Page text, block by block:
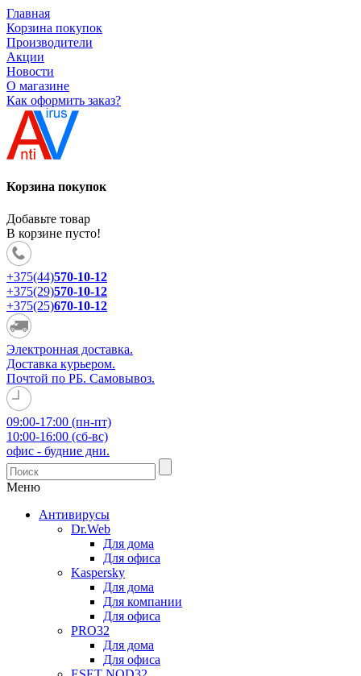
Главная
Корзина покупок
Производители
Акции
Новости
О магазине
Как оформить заказ?
Корзина покупок
Добавьте товар
В корзине пусто!
+375(44)570-10-12
+375(29)570-10-12
+375(25)670-10-12
Электронная доставка.
Доставка курьером.
Почтой по РБ. Самовывоз.
09:00-17:00 (пн-пт)
10:00-16:00 (сб-вс)
офис - будние дни.
Меню
Антивирусы
Dr.Web
Для дома
Для офиса
Kaspersky
Для дома
Для компании
Для офиса
PRO32
Для дома
Для офиса